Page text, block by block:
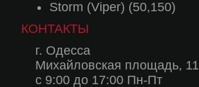
Storm (Viper) (50,150)
КОНТАКТЫ
г. Одесса
Михайловская площадь, 11
с 9:00 до 17:00 Пн-Пт